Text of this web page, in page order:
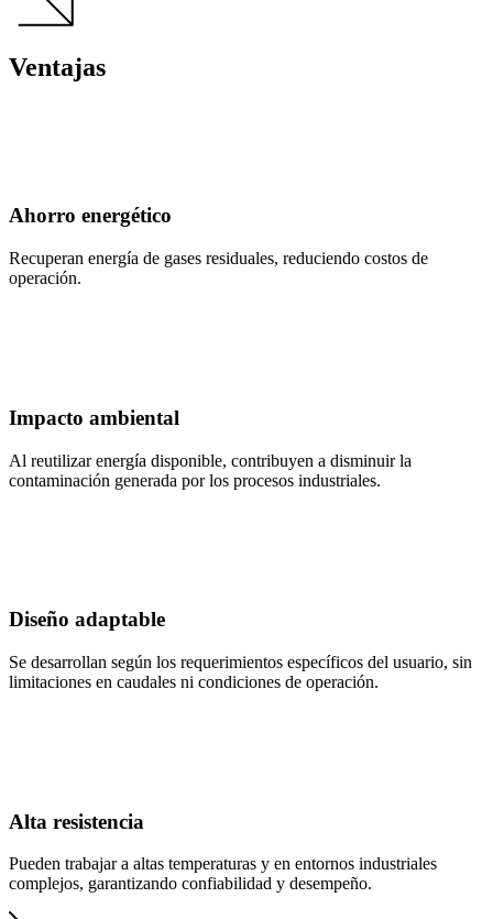
Ventajas
Ahorro energético
Recuperan energía de gases residuales, reduciendo costos de
operación.
Impacto ambiental
Al reutilizar energía disponible, contribuyen a disminuir la
contaminación generada por los procesos industriales.
Diseño adaptable
Se desarrollan según los requerimientos específicos del usuario, sin
limitaciones en caudales ni condiciones de operación.
Alta resistencia
Pueden trabajar a altas temperaturas y en entornos industriales
complejos, garantizando confiabilidad y desempeño.